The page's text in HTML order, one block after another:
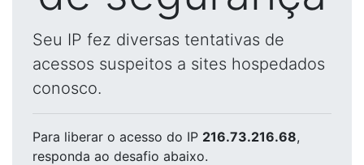
Seu IP fez diversas tentativas de
acessos suspeitos a sites hospedados
conosco.
Para liberar o acesso do IP 216.73.216.68,
responda ao desafio abaixo.